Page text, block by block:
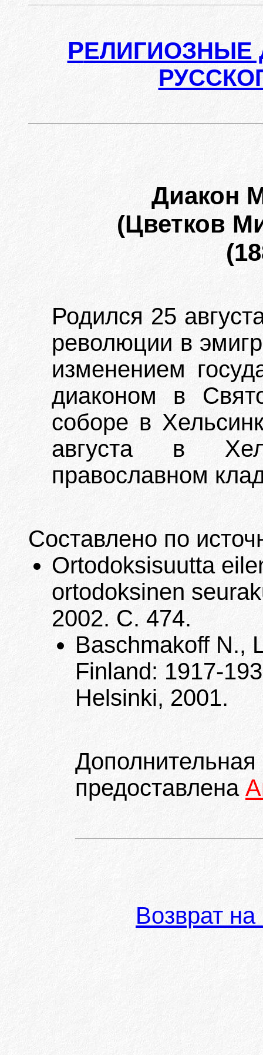
РЕЛИГИОЗНЫЕ
Диакон
(Цветков
Родился 25
революции в
изменением
диаконом в
соборе в
августа в
православном
Составлено по
Ortodoksisuutta
ortodoksinen
2002. С. 474.
Baschmakoff N.,
Finland: 1917-
Helsinki, 2001.
предоставлена
Возврат